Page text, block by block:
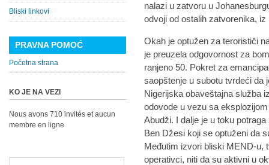
nalazi u zatvoru u
odvoji od ostalih zatvorenika,
Okah je optužen za terorističi
je preuzela odgovornost za
ranjeno 50. Pokret za
saopštenje u subotu tvrdeći da
Nigerijska obaveštajna služba
odovode u vezu sa
Abudži. I dalje je u toku
Ben Džesi koji se optuženi da
Međutim izvori bliski MEND-u,
operativci, niti da su aktivni u
Bliski linkovi
PRAVNA POMOĆ
Početna strana
KO JE NA VEZI
Nous avons 710 invités et aucun
membre en ligne